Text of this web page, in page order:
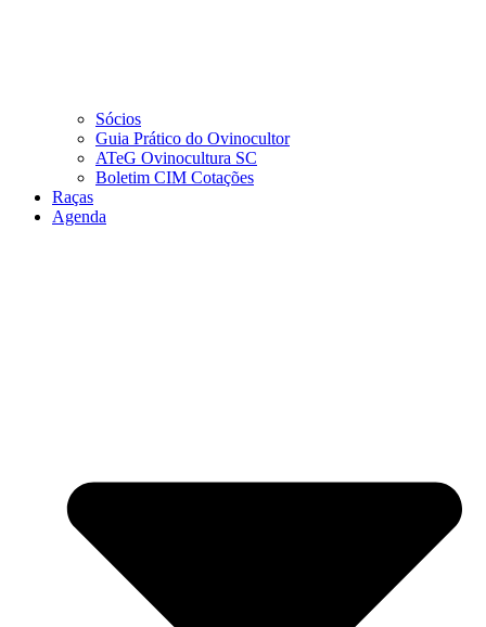
Sócios
Guia Prático do Ovinocultor
ATeG Ovinocultura SC
Boletim CIM Cotações
Raças
Agenda